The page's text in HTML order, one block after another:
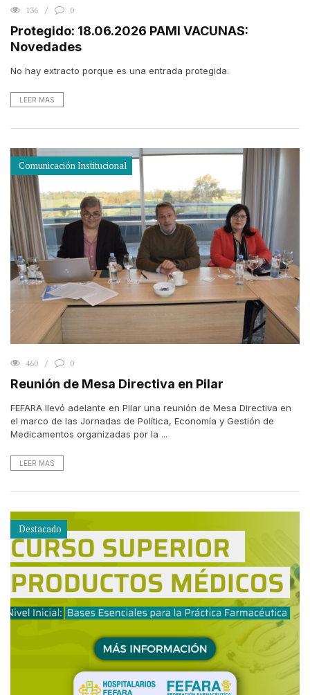
136 0
Protegido: 18.06.2026 PAMI VACUNAS:
Novedades
No hay extracto porque es una entrada protegida.
LEER MAS
Comunicación Institucional
460 0
Reunión de Mesa Directiva en Pilar
FEFARA llevó adelante en Pilar una reunión de Mesa Directiva en
el marco de las Jornadas de Política, Economía y Gestión de
Medicamentos organizadas por la ...
LEER MAS
Destacado